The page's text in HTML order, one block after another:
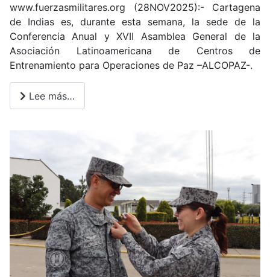
www.fuerzasmilitares.org (28NOV2025):- Cartagena
de Indias es, durante esta semana, la sede de la
Conferencia Anual y XVII Asamblea General de la
Asociación Latinoamericana de Centros de
Entrenamiento para Operaciones de Paz –ALCOPAZ-.
Lee más…